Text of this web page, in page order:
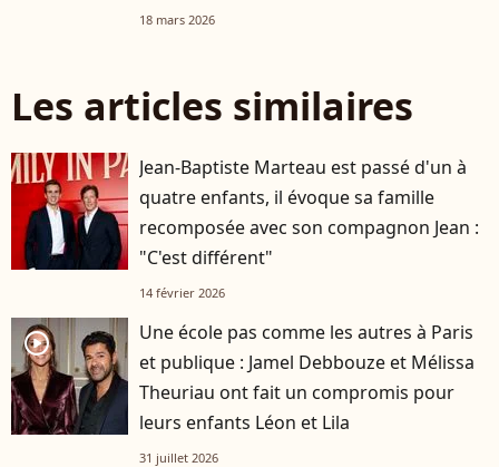
18 mars 2026
Les articles similaires
Jean-Baptiste Marteau est passé d'un à
quatre enfants, il évoque sa famille
recomposée avec son compagnon Jean :
"C'est différent"
14 février 2026
player2
Une école pas comme les autres à Paris
et publique : Jamel Debbouze et Mélissa
Theuriau ont fait un compromis pour
leurs enfants Léon et Lila
31 juillet 2026